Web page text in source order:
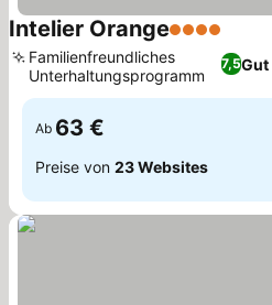
Intelier Orange4 Sterne
7,5Gut
Familienfreundliches
Unterhaltungsprogramm
Ab 63 €
Preise von 23 Websites